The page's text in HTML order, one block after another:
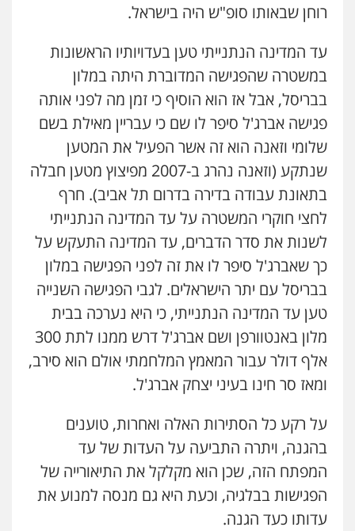
פלילי פשיעה חמורה מעצרים וחקירות
0544712201
עו"ד רונן בנדל
משפט פלילי פשיעה חמורה פלילי
0524282442
כבריאן, מזר – משרד עורכי דין
0543986802
עו"ד אבי כהן
פלילי פשיעה חמורה קטינים אלימות
0523647066
ויקי שמואל – משרד עו"ד
0528959600
קורל קרוז – עורך דין פלילי
משפט פלילי
0545437431
רוחן שבאותו סופ"ש היה בישראל.
עד המדינה הנתנייתי טען בעדויותיו הראשונות
במשטרה שהפגישה המדוברת היתה במלון
בבריסל, אבל אז הוא הוסיף כי זמן מה לפני אותה
פגישה אברג'ל סיפר לו שם כי עבריין מאילת בשם
שלומי וזאנה הוא זה אשר הפעיל את המטען
שנתקע (וזאנה נהרג ב-2007 מפיצוץ מטען חבלה
בתאונת עבודה בדירה בדרום תל אביב). חרף
לחצי חוקרי המשטרה על עד המדינה הנתנייתי
לשנות את סדר הדברים, עד המדינה התעקש על
כך שאברג'ל סיפר לו את זה לפני הפגישה במלון
בבריסל עם יתר הישראלים. לגבי הפגישה השנייה
טען עד המדינה הנתנייתי, כי היא נערכה בבית
מלון באנטוורפן ושם אברג'ל דרש ממנו לתת 300
אלף דולר עבור המאמץ המלחמתי אולם הוא סירב,
ומאז סר חינו בעיני יצחק אברג'ל.
על רקע כל הסתירות האלה ואחרות, טוענים
בהגנה, ויתרה התביעה על העדות של עד
המפתח הזה, שכן הוא מקלקל את התיאורייה של
הפגישות בבלגיה, וכעת היא גם מנסה למנוע את
עדותו כעד הגנה.